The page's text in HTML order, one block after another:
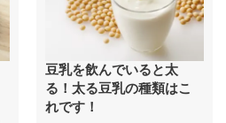
豆乳を飲んでいると太
る！太る豆乳の種類はこ
れです！